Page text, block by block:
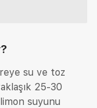
su ve toz
25-30
suyunu